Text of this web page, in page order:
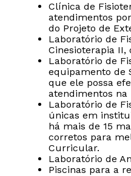
Clínica de
atendimentos
do Projeto de
Laboratório de
Cinesioterapia II,
Laboratório de
equipamento de
que ele possa
atendimentos na
Laboratório de
únicas em
há mais de 15
corretos para
Curricular.
Laboratório de
Piscinas para a